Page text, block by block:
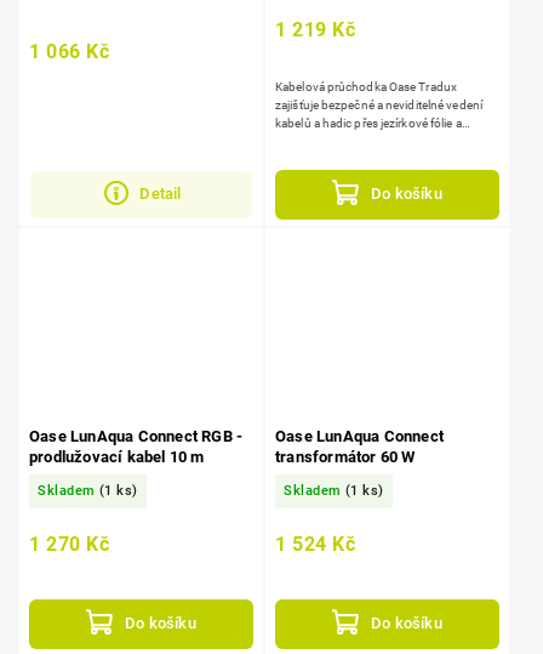
1 066 Kč
Detail
1 219 Kč
Do košíku
Kabelová průchodka Oase Tradux
zajišťuje bezpečné a neviditelné vedení
kabelů a hadic přes jezírkové fólie a
Oase LunAqua Connect RGB -
prodlužovací kabel 10 m
Skladem (1 ks)
1 270 Kč
Do košíku
Oase LunAqua Connect
transformátor 60 W
Skladem (1 ks)
1 524 Kč
Do košíku